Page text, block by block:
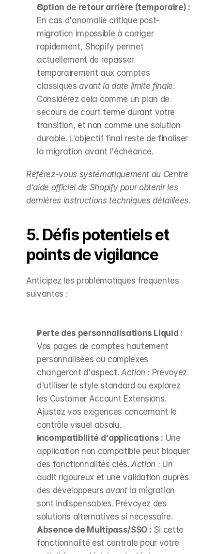
Option de retour arrière (temporaire) :
En cas d'anomalie critique post-
migration impossible à corriger
rapidement, Shopify permet
actuellement de repasser
temporairement aux comptes
classiques avant la date limite finale.
Considérez cela comme un plan de
secours de court terme durant votre
transition, et non comme une solution
durable. L'objectif final reste de finaliser
la migration avant l'échéance.
Référez-vous systématiquement au Centre
d'aide officiel de Shopify pour obtenir les
dernières instructions techniques détaillées.
5. Défis potentiels et
points de vigilance
Anticipez les problématiques fréquentes
suivantes :
Perte des personnalisations Liquid :
Vos pages de comptes hautement
personnalisées ou complexes
changeront d'aspect. Action : Prévoyez
d'utiliser le style standard ou explorez
les Customer Account Extensions.
Ajustez vos exigences concernant le
contrôle visuel absolu.
Incompatibilité d'applications : Une
application non compatible peut bloquer
des fonctionnalités clés. Action : Un
audit rigoureux et une validation auprès
des développeurs avant la migration
sont indispensables. Prévoyez des
solutions alternatives si nécessaire.
Absence de Multipass/SSO : Si cette
fonctionnalité est centrale pour votre